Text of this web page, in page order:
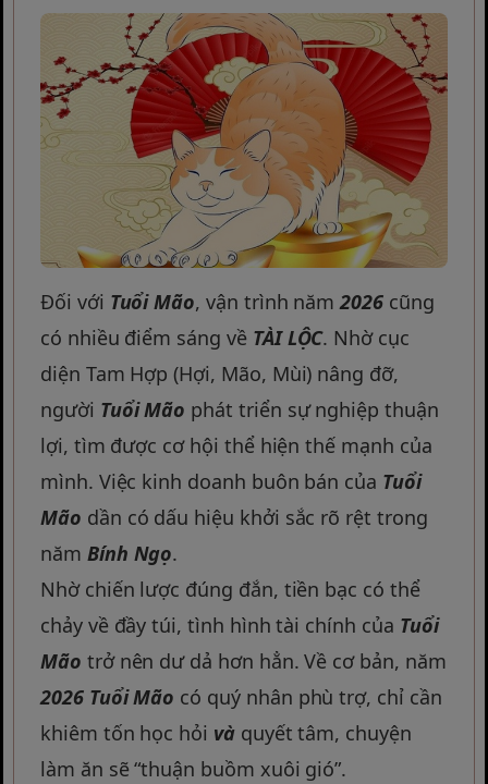
Đối với Tuổi Mão, vận trình năm2026 cũng
có nhiều điểm sáng về TÀI LỘC. Nhờ cục
diện Tam Hợp (Hợi, Mão, Mùi) nâng đỡ,
người Tuổi Mão phát triển sự nghiệp thuận
lợi, tìm được cơ hội thể hiện thế mạnh của
mình. Việc kinh doanh buôn bán của Tuổi
Mão dần có dấu hiệu khởi sắc rõ rệt trong
năm Bính Ngọ.
Nhờ chiến lược đúng đắn, tiền bạc có thể
chảy về đầy túi, tình hình tài chính của Tuổi
Mão trở nên dư dả hơn hẳn. Về cơ bản, năm
2026 Tuổi Mão có quý nhân phù trợ, chỉ cần
khiêm tốn học hỏi vàquyết tâm, chuyện
làm ăn sẽ “thuận buồm xuôi gió”.